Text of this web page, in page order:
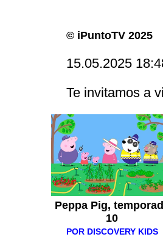
© iPuntoTV 2025
15.05.2025
Te invitamos a
Peppa Pig,
10
POR DISCOVERY KIDS